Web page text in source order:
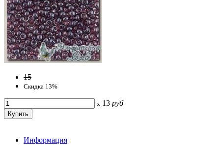
15
Скидка 13%
x 13 руб
Информация